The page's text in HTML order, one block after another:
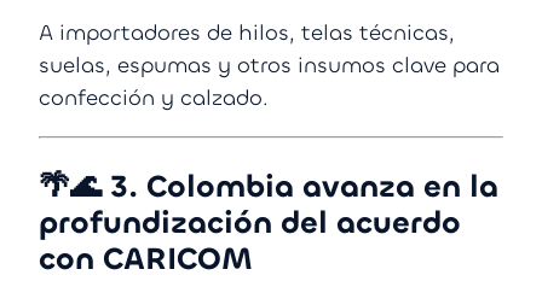
A importadores de hilos, telas técnicas,
suelas, espumas y otros insumos clave para
confección y calzado.
🌴🌊 3. Colombia avanza en la
profundización del acuerdo
con CARICOM